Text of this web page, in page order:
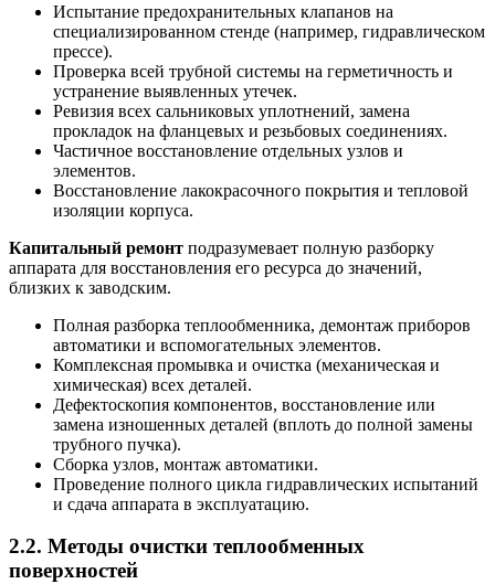
Испытание предохранительных клапанов на
специализированном стенде (например, гидравлическом
прессе).
Проверка всей трубной системы на герметичность и
устранение выявленных утечек.
Ревизия всех сальниковых уплотнений, замена
прокладок на фланцевых и резьбовых соединениях.
Частичное восстановление отдельных узлов и
элементов.
Восстановление лакокрасочного покрытия и тепловой
изоляции корпуса.
Капитальный ремонт подразумевает полную разборку
аппарата для восстановления его ресурса до значений,
близких к заводским.
Полная разборка теплообменника, демонтаж приборов
автоматики и вспомогательных элементов.
Комплексная промывка и очистка (механическая и
химическая) всех деталей.
Дефектоскопия компонентов, восстановление или
замена изношенных деталей (вплоть до полной замены
трубного пучка).
Сборка узлов, монтаж автоматики.
Проведение полного цикла гидравлических испытаний
и сдача аппарата в эксплуатацию.
2.2. Методы очистки теплообменных
поверхностей